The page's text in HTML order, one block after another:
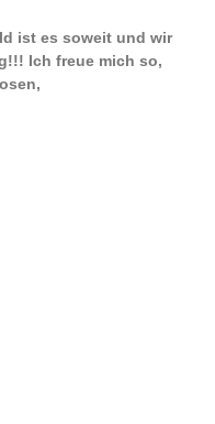
ist es soweit und wir
Ich freue mich so,